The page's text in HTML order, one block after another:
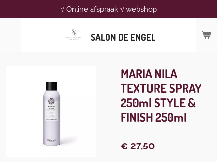
direct
naar
SALON DE ENGEL
√ Online afspraak √ webshop
MARIA NILA
TEXTURE SPRAY
250ml STYLE &
FINISH 250ml
€ 27,50